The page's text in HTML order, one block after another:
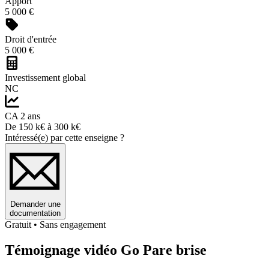
5 000 €
Droit d'entrée
5 000 €
Investissement global
NC
CA 2 ans
De 150 k€ à 300 k€
Intéressé(e) par cette enseigne ?
Demander une
documentation
Gratuit • Sans engagement
Témoignage vidéo Go Pare brise